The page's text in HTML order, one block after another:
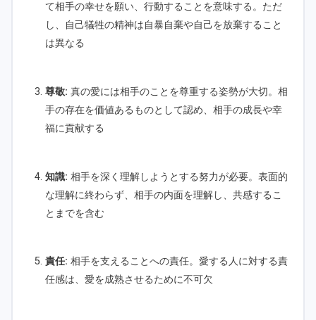
て相手の幸せを願い、行動することを意味する。ただ
し、自己犠牲の精神は自暴自棄や自己を放棄すること
は異なる
尊敬: 真の愛には相手のことを尊重する姿勢が大切。相
手の存在を価値あるものとして認め、相手の成長や幸
福に貢献する
知識: 相手を深く理解しようとする努力が必要。表面的
な理解に終わらず、相手の内面を理解し、共感するこ
とまでを含む
責任: 相手を支えることへの責任。愛する人に対する責
任感は、愛を成熟させるために不可欠